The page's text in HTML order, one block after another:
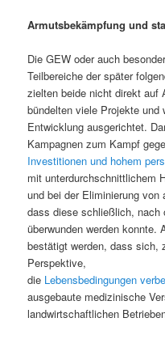
Armutsbekämpfung und
Die GEW oder auch
Teilbereiche der später
zielten beide nicht direkt auf
bündelten viele Projekte
Entwicklung ausgerichtet.
Kampagnen zum Kampf
Investitionen und hohem
mit unterdurchschnittlichem
und bei der Eliminierung
dass diese schließlich, nach
überwunden werden konnte.
bestätigt werden, dass sich,
Perspektive,
die Lebensbedingungen
ausgebaute medizinische
landwirtschaftlichen